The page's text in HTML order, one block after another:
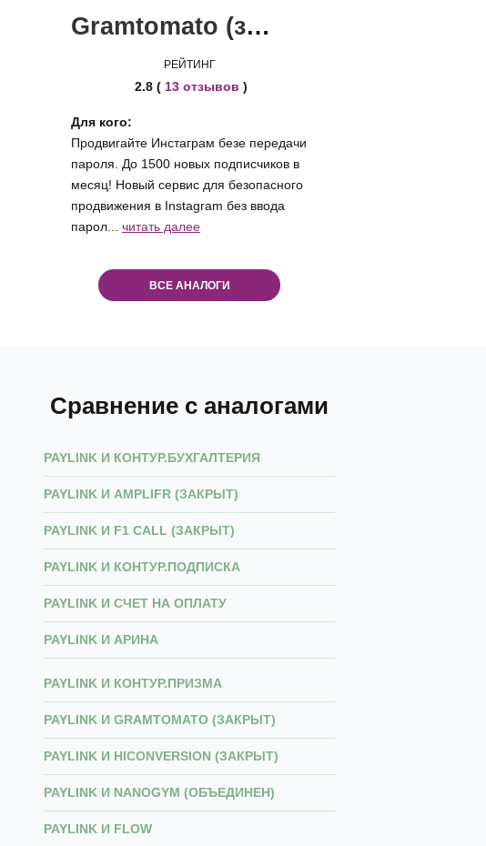
Gramtomato (закрыт)
РЕЙТИНГ
2.8 ( 13 отзывов )
Для кого:
Продвигайте Инстаграм безе передачи
пароля. До 1500 новых подписчиков в
месяц! Новый сервис для безопасного
продвижения в Instagram без ввода
парол... читать далее
ВСЕ АНАЛОГИ
Сравнение с аналогами
PAYLINK И КОНТУР.БУХГАЛТЕРИЯ
PAYLINK И AMPLIFR (ЗАКРЫТ)
PAYLINK И F1 CALL (ЗАКРЫТ)
PAYLINK И КОНТУР.ПОДПИСКА
PAYLINK И СЧЕТ НА ОПЛАТУ
PAYLINK И АРИНА
PAYLINK И КОНТУР.ПРИЗМА
PAYLINK И GRAMTOMATO (ЗАКРЫТ)
PAYLINK И HICONVERSION (ЗАКРЫТ)
PAYLINK И NANOGYM (ОБЪЕДИНЕН)
PAYLINK И FLOW